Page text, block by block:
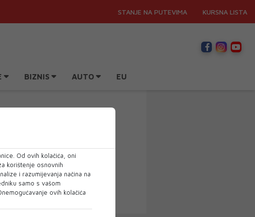
STANJE NA PUTEVIMA KURSNA LISTA
BIZNIS AUTO EU
Od ovih kolačića, oni
korištenje osnovnih
i razumijevanja načina na
samo s vašom
ovih kolačića